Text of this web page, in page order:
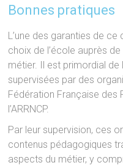
Bonnes pratiques
L’une des garanties de
choix de l’école auprès
métier. Il est primordial de
supervisées par des
Fédération Française des
l’ARRNCP.
Par leur supervision, ces
contenus pédagogiques
aspects du métier, y